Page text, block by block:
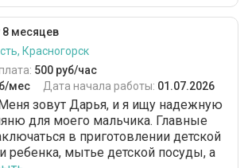
8 месяцев
Красногорск
500 руб/час
мес Дата начала работы: 01.07.2026
зовут Дарья, и я ищу надежную
для моего мальчика. Главные
в приготовлении детской
ребенка, мытье детской посуды, а